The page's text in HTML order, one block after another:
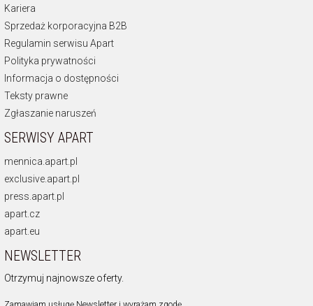
Kariera
Sprzedaż korporacyjna B2B
Regulamin serwisu Apart
Polityka prywatności
Informacja o dostępności
Teksty prawne
Zgłaszanie naruszeń
SERWISY APART
mennica.apart.pl
exclusive.apart.pl
press.apart.pl
apart.cz
apart.eu
NEWSLETTER
Otrzymuj najnowsze oferty.